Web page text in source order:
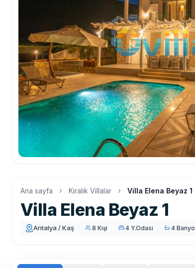
Ana sayfa Kiralık Villalar Villa Elena Beyaz 1
Villa Elena Beyaz 1
Antalya / Kaş 8 Kişi 4 Y.Odası 4 Banyo